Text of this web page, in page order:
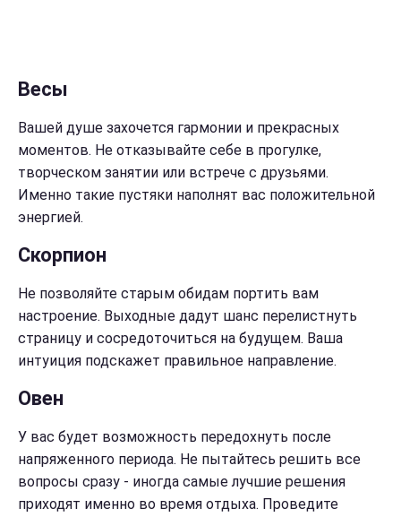
Весы
Вашей душе захочется гармонии и прекрасных
моментов. Не отказывайте себе в прогулке,
творческом занятии или встрече с друзьями.
Именно такие пустяки наполнят вас положительной
энергией.
Скорпион
Не позволяйте старым обидам портить вам
настроение. Выходные дадут шанс перелистнуть
страницу и сосредоточиться на будущем. Ваша
интуиция подскажет правильное направление.
Овен
У вас будет возможность передохнуть после
напряженного периода. Не пытайтесь решить все
вопросы сразу - иногда самые лучшие решения
приходят именно во время отдыха. Проведите